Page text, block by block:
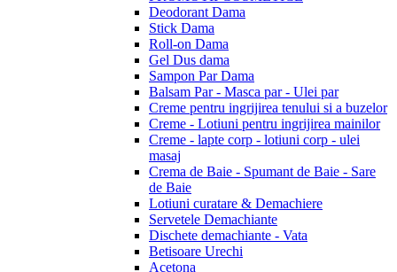
Deodorant Dama
Stick Dama
Roll-on Dama
Gel Dus dama
Sampon Par Dama
Balsam Par - Masca par - Ulei par
Creme pentru ingrijirea tenului si a buzelor
Creme - Lotiuni pentru ingrijirea mainilor
Creme - lapte corp - lotiuni corp - ulei
masaj
Crema de Baie - Spumant de Baie - Sare
de Baie
Lotiuni curatare & Demachiere
Servetele Demachiante
Dischete demachiante - Vata
Betisoare Urechi
Acetona